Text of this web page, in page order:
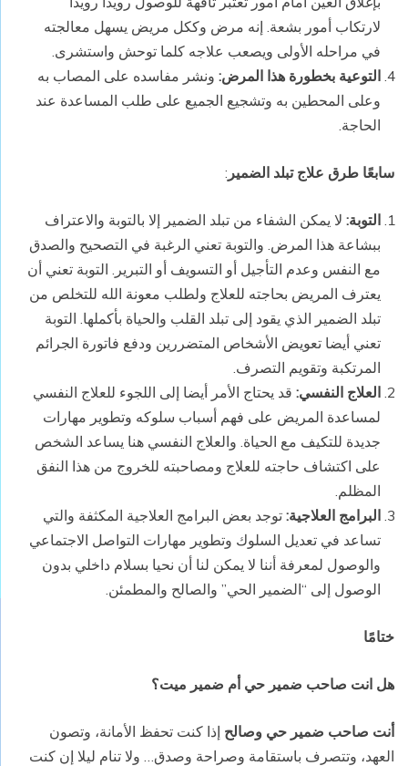
لارتكاب أمور بشعة. إنه مرض وككل مريض يسهل معالجته
في مراحله الأولى ويصعب علاجه كلما توحش واستشرى.
التوعية بخطورة هذا المرض: ونشر مفاسده على المصاب به
وعلى المحطين به وتشجيع الجميع على طلب المساعدة عند
الحاجة.
سابعًا طرق علاج تبلد الضمير :
التوبة: لا يمكن الشفاء من تبلد الضمير إلا بالتوبة والاعتراف
ببشاعة هذا المرض. والتوبة تعني الرغبة في التصحيح والصدق
مع النفس وعدم التأجيل أو التسويف أو التبرير. التوبة تعني أن
يعترف المريض بحاجته للعلاج ولطلب معونة الله للتخلص من
تبلد الضمير الذي يقود إلى تبلد القلب والحياة بأكملها. التوبة
تعني أيضا تعويض الأشخاص المتضررين ودفع فاتورة الجرائم
المرتكبة وتقويم التصرف.
العلاج النفسي: قد يحتاج الأمر أيضا إلى اللجوء للعلاج النفسي
لمساعدة المريض على فهم أسباب سلوكه وتطوير مهارات
جديدة للتكيف مع الحياة. والعلاج النفسي هنا يساعد الشخص
على اكتشاف حاجته للعلاج ومصاحبته للخروج من هذا النفق
المظلم.
البرامج العلاجية: توجد بعض البرامج العلاجية المكثفة والتي
تساعد في تعديل السلوك وتطوير مهارات التواصل الاجتماعي
والوصول لمعرفة أننا لا يمكن لنا أن نحيا بسلام داخلي بدون
الوصول إلى “الضمير الحي” والصالح والمطمئن.
ختامًا
هل انت صاحب ضمير حي أم ضمير ميت؟
أنت صاحب ضمير حي وصالح إذا كنت تحفظ الأمانة، وتصون
العهد، وتتصرف باستقامة وصراحة وصدق… ولا تنام ليلا إن كنت